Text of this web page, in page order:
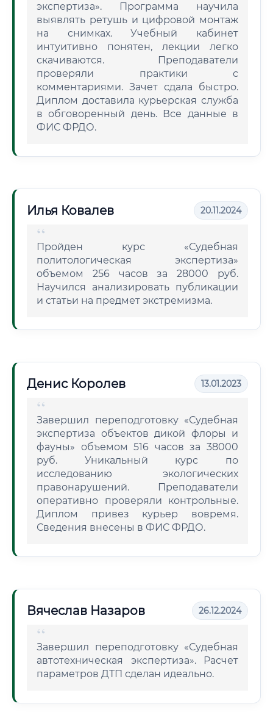
экспертиза». Программа научила
выявлять ретушь и цифровой монтаж
на снимках. Учебный кабинет
интуитивно понятен, лекции легко
скачиваются. Преподаватели
проверяли практики с
комментариями. Зачет сдала быстро.
Диплом доставила курьерская служба
в обговоренный день. Все данные в
ФИС ФРДО.
Илья Ковалев 20.11.2024
Пройден курс «Судебная
политологическая экспертиза»
объемом 256 часов за 28000 руб.
Научился анализировать публикации
и статьи на предмет экстремизма.
Денис Королев 13.01.2023
Завершил переподготовку «Судебная
экспертиза объектов дикой флоры и
фауны» объемом 516 часов за 38000
руб. Уникальный курс по
исследованию экологических
правонарушений. Преподаватели
оперативно проверяли контрольные.
Диплом привез курьер вовремя.
Сведения внесены в ФИС ФРДО.
Вячеслав Назаров 26.12.2024
Завершил переподготовку «Судебная
автотехническая экспертиза». Расчет
параметров ДТП сделан идеально.